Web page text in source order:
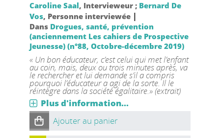
Caroline Saal, Intervieweur ; Bernard De
Vos, Personne interviewée |
Dans Drogues, santé, prévention
(anciennement Les cahiers de Prospective
Jeunesse) (n°88, Octobre-décembre 2019)
« Un bon éducateur, c’est celui qui met l’enfant
au coin, mais, deux ou trois minutes après, va
le rechercher et lui demande s’il a compris
pourquoi l’éducateur a agi de la sorte. Il le
réintègre dans la société égalitaire.» (extrait)
Plus d'information...
Ajouter au panier